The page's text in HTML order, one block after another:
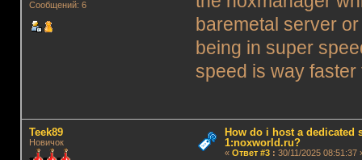
Сообщений: 6
baremetal server
being in super
speed is way faster
Teek89
Новичок
How do i host a dedicated
1:noxworld.ru?
« Ответ #3: 30/11/2025 08:51:37